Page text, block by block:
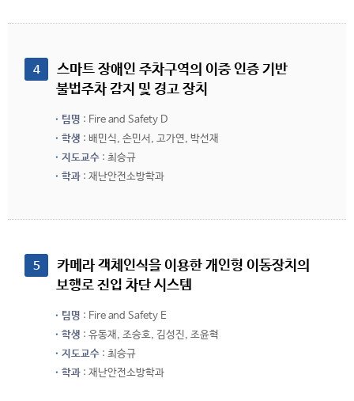
4
스마트 장애인 주차구역의 이중 인증 기반
불법주차 감지 및 경고 장치
팀명 : Fire and Safety D
학생 : 배민식, 손민서, 고가연, 박선재
지도교수 : 최승규
학과 : 재난안전소방학과
5
카메라 객체인식을 이용한 개인형 이동장치의
보행로 진입 차단 시스템
팀명 : Fire and Safety E
학생 : 유동재, 조승호, 김성진, 조윤혁
지도교수 : 최승규
학과 : 재난안전소방학과